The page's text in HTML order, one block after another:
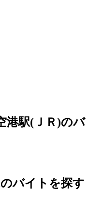
港駅(ＪＲ)のバ
バイトを探す